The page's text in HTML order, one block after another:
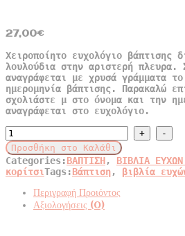
27,00€
Χειροποίητο ευχολόγιο βάπτισης
λουλούδια στην αριστερή πλευρα.
αναγράφεται με χρυσά γράμματα
ημερομηνία βάπτισης. Παρακαλώ
σχολιάστε μ στο όνομα και την
αναγράφεται στο ευχολόγιο.
Χειροποίητο
ευχολόγιο
βάπτισης
διακοσμημένο
με
λουλούδια
quantity
Προσθήκη στο Καλάθι
Categories:ΒΑΠΤΙΣΗ, ΒΙΒΛΙΑ
κορίτσιTags:Βάπτιση, βιβλία
Περιγραφή Προιόντος
Αξιολογήσεις (0)